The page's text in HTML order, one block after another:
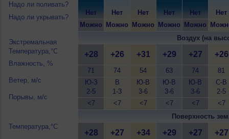
Надо ли поливать?
Надо ли укрывать?
Экстремальная
Температура,°C
Влажность, %
Ветер, м/с
Порывы, м/с
Температура,°C
Нет
Можно
Нет
Можно
Нет
Можно
Нет
Можно
Нет
Можно
Нет
Воздух (на
+28
71
Ю-З
2-5
<7
+26
74
В
1-3
<7
+31
54
Ю-В
3-6
<7
+29
63
Ю-В
3-6
<7
+27
74
Ю-В
3-6
<7
+26
81
С-В
2-5
<7
Поверхность
+28 +27 +34 +29 +27 +27